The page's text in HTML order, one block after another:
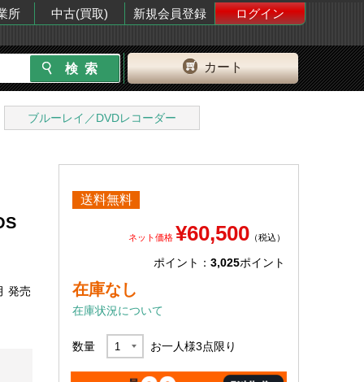
所 中古(買取) 新規会員登録 ログイン
カート
ブルーレイ／DVDレコーダー
発売
送料無料
ネット価格 ¥60,500 （税込）
ポイント： 3,025ポイント
在庫なし
在庫状況について
数量 お一人様3点限り